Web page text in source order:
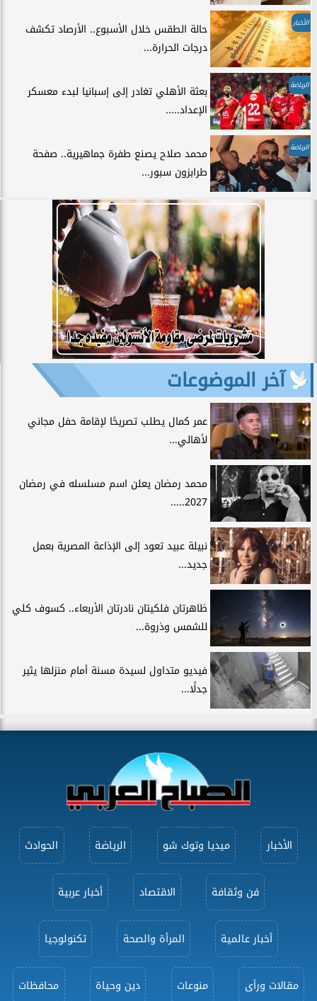
الأخبار
حالة الطقس خلال الأسبوع.. الأرصاد تكشف
درجات الحرارة...
الرياضة
بعثة الأهلي تغادر إلى إسبانيا لبدء معسكر
الإعداد.....
الرياضة
محمد صلاح يصنع طفرة جماهيرية.. صفحة
طرابزون سبور...
آخر الموضوعات
عمر كمال يطلب تصريحًا لإقامة حفل مجاني
لأهالي...
محمد رمضان يعلن اسم مسلسله في رمضان
2027.....
نبيلة عبيد تعود إلى الإذاعة المصرية بعمل
جديد...
ظاهرتان فلكيتان نادرتان الأربعاء.. كسوف كلي
للشمس وذروة...
فيديو متداول لسيدة مسنة أمام منزلها يثير
جدلًا...
الأخبار ميديا وتوك شو الرياضة الحوادث
فن وثقافة الاقتصاد أخبار عربية
أخبار عالمية المرأة والصحة تكنولوجيا
مقالات ورأى منوعات دين وحياة محافظات